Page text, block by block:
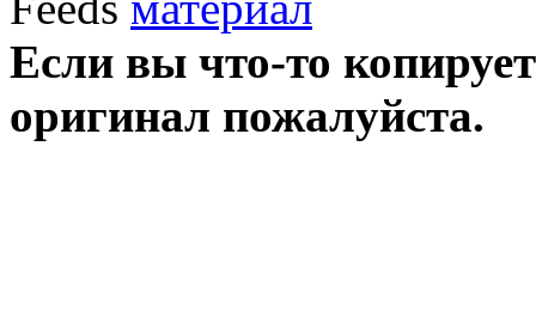
Если вы что-то
оригинал пожалуйста.